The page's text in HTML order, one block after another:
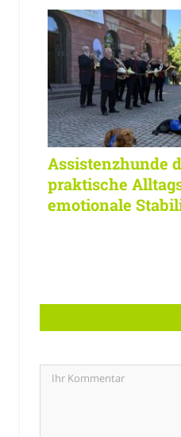
Assistenzhunde
praktische
emotionale